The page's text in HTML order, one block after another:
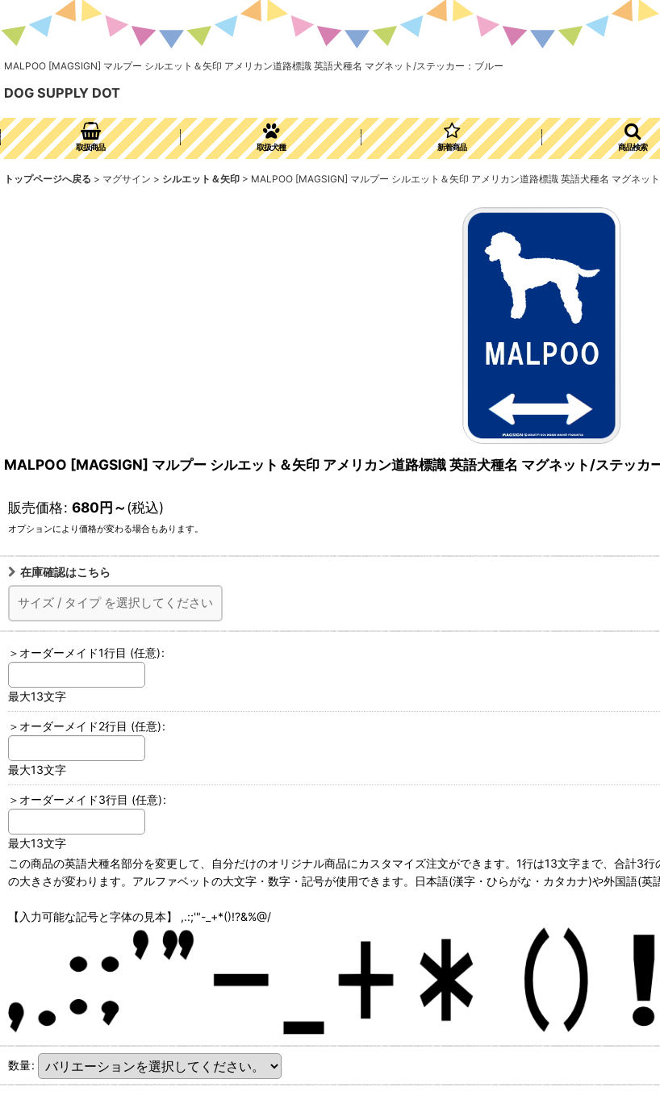
MALPOO [MAGSIGN] マルプー シルエット＆矢印 アメリカン道路標識 英語犬種名 マグネット/ステッカー：ブルー
DOG SUPPLY DOT
取扱商品 取扱犬種 新着商品 商品検索
トップページへ戻る > マグサイン > シルエット＆矢印 > MALPOO [MAGSIGN] マルプー シルエット＆矢印 アメリカン道路標識 英語犬種名 マグネッ
MALPOO [MAGSIGN] マルプー シルエット＆矢印 アメリカン道路標識 英語犬種名 マグネット/ステッカ
販売価格: 680円～(税込)
オプションにより価格が変わる場合もあります。
在庫確認はこちら
サイズ / タイプ を選択してください
＞オーダーメイド1行目 (任意):
最大13文字
＞オーダーメイド2行目 (任意):
最大13文字
＞オーダーメイド3行目 (任意):
最大13文字
この商品の英語犬種名部分を変更して、自分だけのオリジナル商品にカスタマイズ注文ができます。1行は13文字まで、合計3
の大きさが変わります。アルファベットの大文字・数字・記号が使用できます。日本語(漢字・ひらがな・カタカナ)や外国語(英
【入力可能な記号と字体の見本】 ,.:;'"-_+*()!?&%@/
数量: